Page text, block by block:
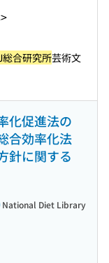
総合研究所芸術文
化促進法の
合効率化法
針に関する
National Diet Library